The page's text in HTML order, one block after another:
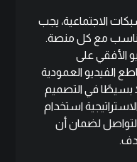
الاجتماعية، يجب
تتناسب مع كل منصة.
الأفقي على
الفيديو العمودية
بسيطًا في التصميم
استخدام
لضمان أن